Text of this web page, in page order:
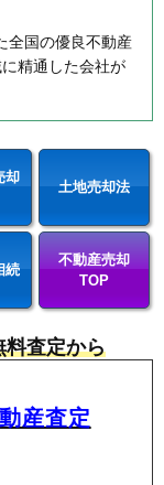
全国の優良不動産
精通した会社が
却
土地売却法
続
不動産売却
TOP
料査定から
産査定